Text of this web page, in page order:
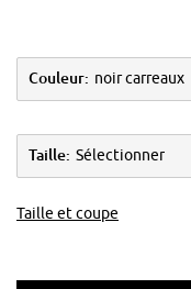
Couleur: noir carreaux
Taille: Sélectionner
Taille et coupe